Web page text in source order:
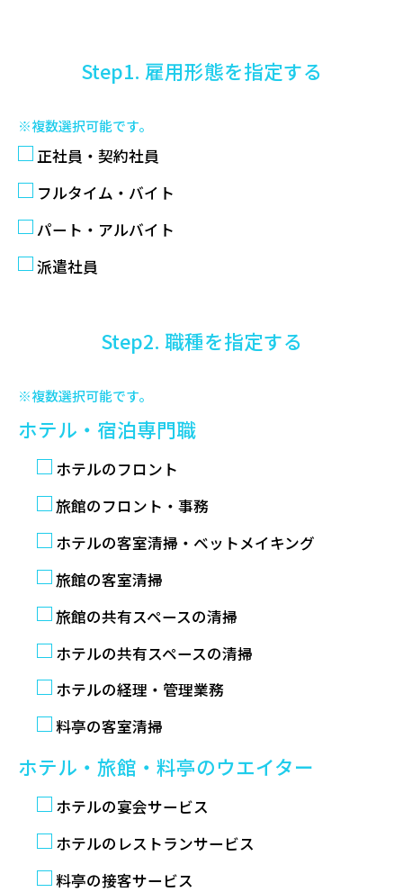
Step1. 雇用形態を指定する
※複数選択可能です。
正社員・契約社員
フルタイム・バイト
パート・アルバイト
派遣社員
Step2. 職種を指定する
※複数選択可能です。
ホテル・宿泊専門職
ホテルのフロント
旅館のフロント・事務
ホテルの客室清掃・ベットメイキング
旅館の客室清掃
旅館の共有スペースの清掃
ホテルの共有スペースの清掃
ホテルの経理・管理業務
料亭の客室清掃
ホテル・旅館・料亭のウエイター
ホテルの宴会サービス
ホテルのレストランサービス
料亭の接客サービス